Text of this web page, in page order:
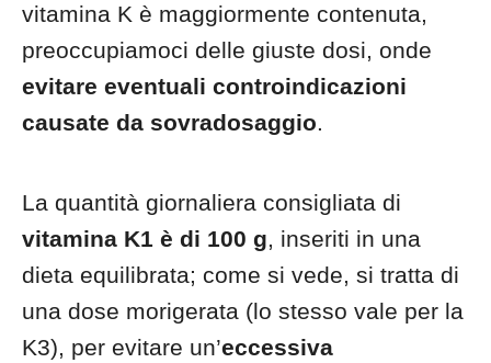
vitamina K è maggiormente contenuta,
preoccupiamoci delle giuste dosi, onde
evitare eventuali controindicazioni
causate da sovradosaggio.
La quantità giornaliera consigliata di
vitamina K1 è di 100 g, inseriti in una
dieta equilibrata; come si vede, si tratta di
una dose morigerata (lo stesso vale per la
K3), per evitare un’eccessiva